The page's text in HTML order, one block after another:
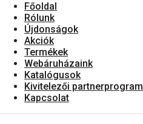
Főoldal
Rólunk
Újdonságok
Akciók
Termékek
Webáruházaink
Katalógusok
Kivitelezői partnerprogram
Kapcsolat